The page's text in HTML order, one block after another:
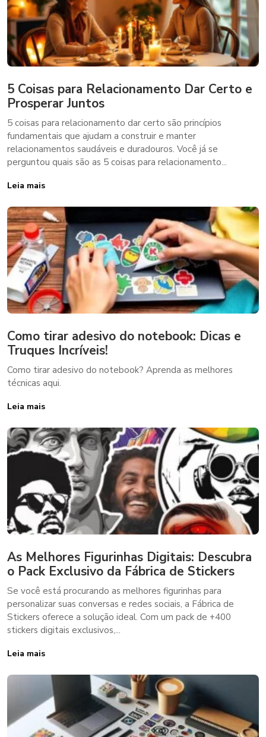
5 Coisas para Relacionamento Dar Certo e
Prosperar Juntos
5 coisas para relacionamento dar certo são princípios
fundamentais que ajudam a construir e manter
relacionamentos saudáveis e duradouros. Você já se
perguntou quais são as 5 coisas para relacionamento...
Leia mais
Como tirar adesivo do notebook: Dicas e
Truques Incríveis!
Como tirar adesivo do notebook? Aprenda as melhores
técnicas aqui.
Leia mais
As Melhores Figurinhas Digitais: Descubra
o Pack Exclusivo da Fábrica de Stickers
Se você está procurando as melhores figurinhas para
personalizar suas conversas e redes sociais, a Fábrica de
Stickers oferece a solução ideal. Com um pack de +400
stickers digitais exclusivos,...
Leia mais